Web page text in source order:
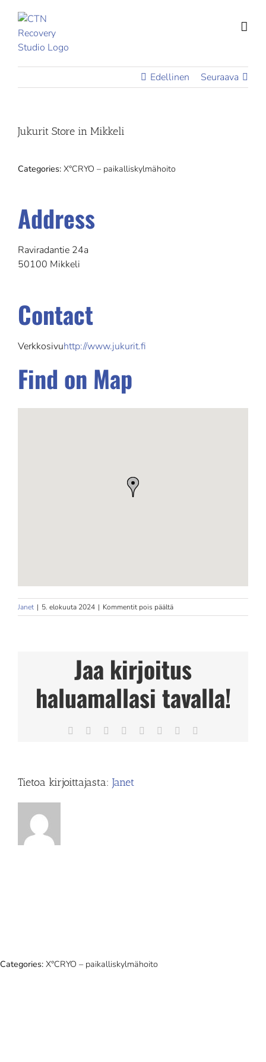
content
Edellinen Seuraava
Jukurit Store in Mikkeli
Categories: X°CRYO – paikalliskylmähoito
Address
Raviradantie 24a
50100 Mikkeli
Contact
Verkkosivuhttp://www.jukurit.fi
Find on Map
Janet | 5. elokuuta 2024 | Kommentit pois päältäartikkelissa
Jukurit
Jaa kirjoitus
haluamallasi tavalla!
Facebook Reddit LinkedIn
TumblrPinterest
Tietoa kirjoittajasta: Janet
Categories: X°CRYO – paikalliskylmähoito